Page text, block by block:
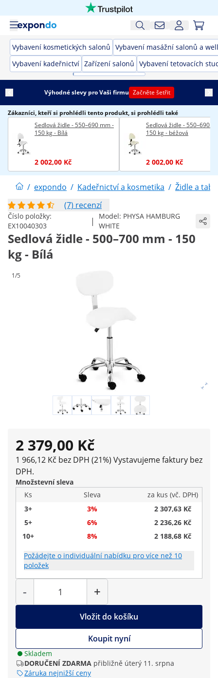
Vybavení kosmetických salonů Vybavení masážní salonů a
Vybavení kadeřnictví Zařízení salonů Vybavení tetovacích
Výhodné slevy pro Vaši firmu Začněte šetřit
Zákazníci, kteří si prohlédli tento produkt, si prohlédli také
Sedlová židle - 550–690 mm -
150 kg - Bílá
2 002,00 Kč
Sedlová židle - 550–690
150 kg - béžová
2 002,00 Kč
/ expondo / Kadeřnictví a kosmetika / Židle a
(7) recenzí
Číslo položky:
EX10040303
| Model: PHYSA HAMBURG
WHITE
Sedlová židle - 500–700 mm - 150
kg - Bílá
1/5
2 379,00 Kč
1 966,12 Kč bez DPH (21%) Vystavujeme faktury bez
DPH.
Množstevní sleva
Ks
Sleva
za kus (vč. DPH)
3+
3%
2 307,63 Kč
5+
6%
2 236,26 Kč
10+
8% 2 188,68 Kč
Požádejte o individuální nabídku pro více než 10
položek
-
Počet
+
Vložit do košíku
Koupit nyní
Skladem
DORUČENÍ ZDARMA přibližně úterý 11. srpna
Záruka nejnižší ceny